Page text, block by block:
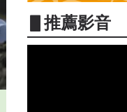
▋推薦影音